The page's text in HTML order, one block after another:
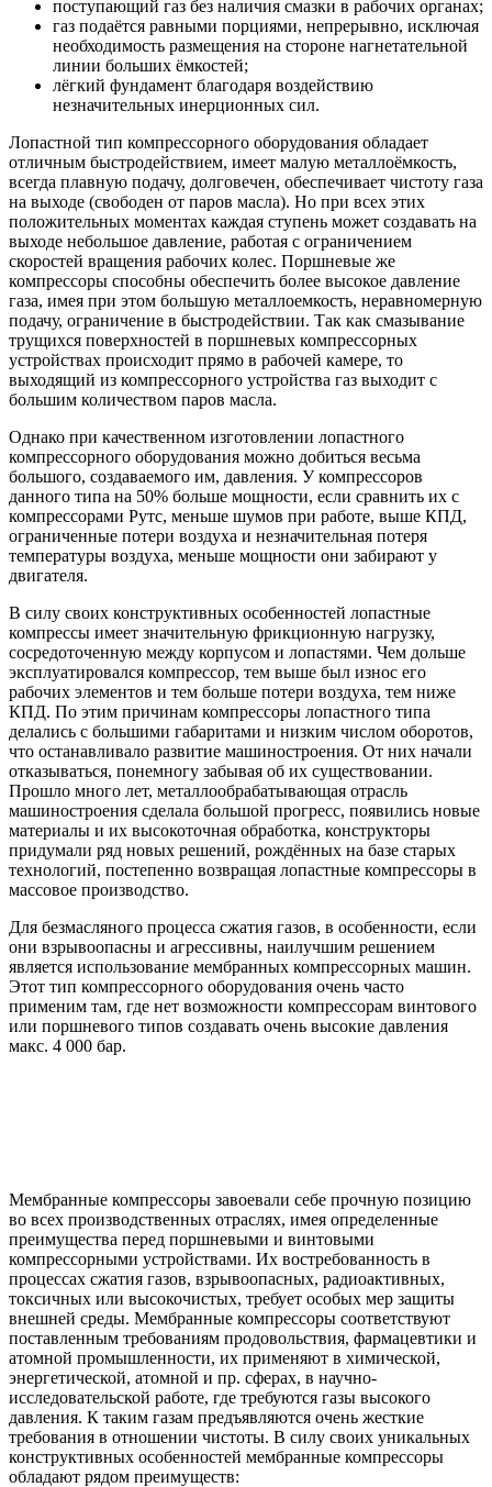
поступающий газ без наличия смазки в рабочих органах;
газ подаётся равными порциями, непрерывно, исключая
необходимость размещения на стороне нагнетательной
линии больших ёмкостей;
лёгкий фундамент благодаря воздействию
незначительных инерционных сил.
Лопастной тип компрессорного оборудования обладает
отличным быстродействием, имеет малую металлоёмкость,
всегда плавную подачу, долговечен, обеспечивает чистоту газа
на выходе (свободен от паров масла). Но при всех этих
положительных моментах каждая ступень может создавать на
выходе небольшое давление, работая с ограничением
скоростей вращения рабочих колес. Поршневые же
компрессоры способны обеспечить более высокое давление
газа, имея при этом большую металлоемкость, неравномерную
подачу, ограничение в быстродействии. Так как смазывание
трущихся поверхностей в поршневых компрессорных
устройствах происходит прямо в рабочей камере, то
выходящий из компрессорного устройства газ выходит с
большим количеством паров масла.
Однако при качественном изготовлении лопастного
компрессорного оборудования можно добиться весьма
большого, создаваемого им, давления. У компрессоров
данного типа на 50% больше мощности, если сравнить их с
компрессорами Рутс, меньше шумов при работе, выше КПД,
ограниченные потери воздуха и незначительная потеря
температуры воздуха, меньше мощности они забирают у
двигателя.
В силу своих конструктивных особенностей лопастные
компрессы имеет значительную фрикционную нагрузку,
сосредоточенную между корпусом и лопастями. Чем дольше
эксплуатировался компрессор, тем выше был износ его
рабочих элементов и тем больше потери воздуха, тем ниже
КПД. По этим причинам компрессоры лопастного типа
делались с большими габаритами и низким числом оборотов,
что останавливало развитие машиностроения. От них начали
отказываться, понемногу забывая об их существовании.
Прошло много лет, металлообрабатывающая отрасль
машиностроения сделала большой прогресс, появились новые
материалы и их высокоточная обработка, конструкторы
придумали ряд новых решений, рождённых на базе старых
технологий, постепенно возвращая лопастные компрессоры в
массовое производство.
Для безмасляного процесса сжатия газов, в особенности, если
они взрывоопасны и агрессивны, наилучшим решением
является использование мембранных компрессорных машин.
Этот тип компрессорного оборудования очень часто
применим там, где нет возможности компрессорам винтового
или поршневого типов создавать очень высокие давления
макс. 4 000 бар.
Мембранные компрессоры завоевали себе прочную позицию
во всех производственных отраслях, имея определенные
преимущества перед поршневыми и винтовыми
компрессорными устройствами. Их востребованность в
процессах сжатия газов, взрывоопасных, радиоактивных,
токсичных или высокочистых, требует особых мер защиты
внешней среды. Мембранные компрессоры соответствуют
поставленным требованиям продовольствия, фармацевтики и
атомной промышленности, их применяют в химической,
энергетической, атомной и пр. сферах, в научно-
исследовательской работе, где требуются газы высокого
давления. К таким газам предъявляются очень жесткие
требования в отношении чистоты. В силу своих уникальных
конструктивных особенностей мембранные компрессоры
обладают рядом преимуществ: